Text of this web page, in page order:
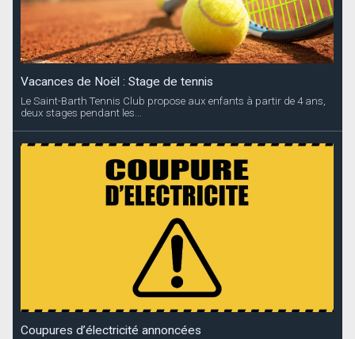
Vacances de Noël : Stage de tennis
Le Saint-Barth Tennis Club propose aux enfants à partir de 4 ans,
deux stages pendant les...
Coupures d’électricité annoncées